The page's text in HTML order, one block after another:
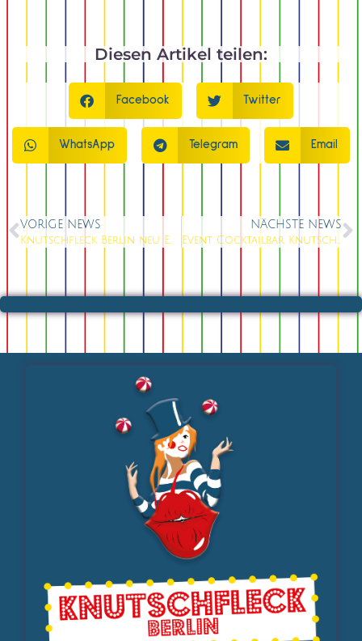
Diesen Artikel teilen:
Facebook Twitter
WhatsApp Telegram Email
VORIGE NEWS NÄCHSTE NEWS